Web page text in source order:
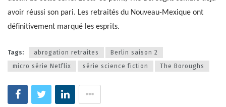
avoir réussi son pari. Les retraités du Nouveau-Mexique ont
définitivement marqué les esprits.
Tags: abrogation retraites
Berlin saison 2
micro série Netflix
série science fiction The Boroughs